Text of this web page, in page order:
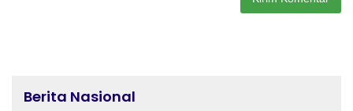
Berita Nasional